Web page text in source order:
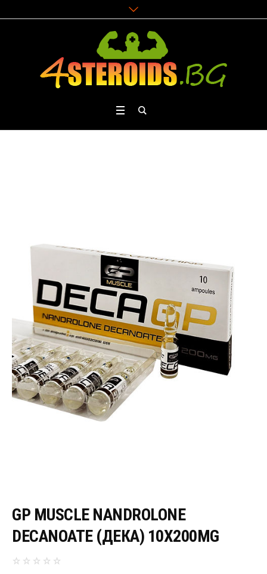
GP MUSCLE NANDROLONE
DECANOATE (ДЕКА) 10X200MG